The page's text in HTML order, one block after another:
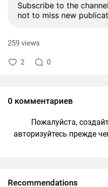
Subscribe to the
not to miss new
259 views
2 0
0 комментариев
Пожалуйста,
авторизуйтесь прежде
Recommendations